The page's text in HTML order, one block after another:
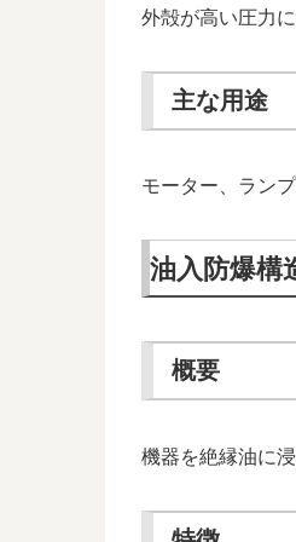
外殻が高い圧力
主な用途
モーター、ラン
油入防爆構
概要
機器を絶縁油に